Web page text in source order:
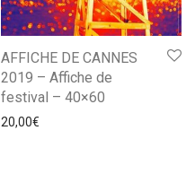
AFFICHE DE CANNES
2019 – Affiche de
festival – 40×60
20,00€